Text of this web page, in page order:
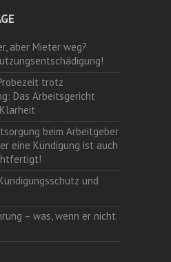
aber Mieter weg?
trotz
Das Arbeitsgericht
beim Arbeitgeber
eine Kündigung ist auch
und
– was, wenn er nicht